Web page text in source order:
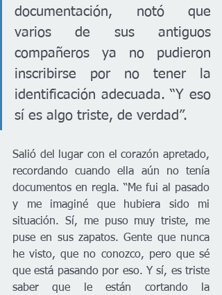
documentación, notó que
varios de sus antiguos
compañeros ya no pudieron
inscribirse por no tener la
identificación adecuada. “Y eso
sí es algo triste, de verdad”.
Salió del lugar con el corazón apretado,
recordando cuando ella aún no tenía
documentos en regla. “Me fui al pasado
y me imaginé que hubiera sido mi
situación. Sí, me puso muy triste, me
puse en sus zapatos. Gente que nunca
he visto, que no conozco, pero que sé
que está pasando por eso. Y sí, es triste
saber que le están cortando la